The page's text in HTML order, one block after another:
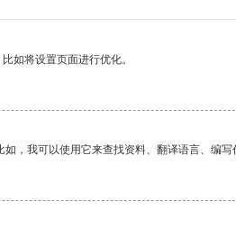
如将设置页面进行优化。
，我可以使用它来查找资料、翻译语言、编写